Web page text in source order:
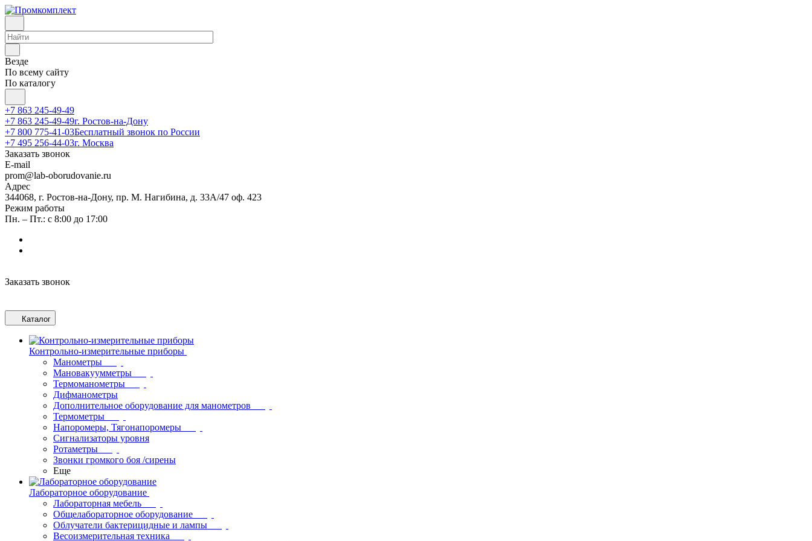
Везде
По всему сайту
По каталогу
+7 863 245-49-49
+7 863 245-49-49г. Ростов-на-Дону
+7 800 775-41-03Бесплатный звонок по России
+7 495 256-44-03г. Москва
Заказать звонок
E-mail
prom@lab-oborudovanie.ru
Адрес
344068, г. Ростов-на-Дону, пр. М. Нагибина, д. 33А/47 оф. 423
Режим работы
Пн. – Пт.: с 8:00 до 17:00
Заказать звонок
Каталог
Контрольно-измерительные приборы
Манометры
Мановакуумметры
Термоманометры
Дифманометры
Дополнительное оборудование для манометров
Термометры
Напоромеры, Тягонапоромеры
Сигнализаторы уровня
Ротаметры
Звонки громкого боя /сирены
Еще
Лабораторное оборудование
Лабораторная мебель
Общелабораторное оборудование
Облучатели бактерицидные и лампы
Весоизмерительная техника